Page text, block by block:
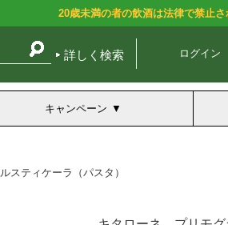
20歳未満の者の飲酒は法律で禁止
詳しく検索 ログイン
キャンペーン
ルスティケーラ（パスタ）